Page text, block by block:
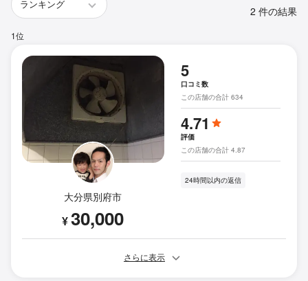
2 件の結果
1位
大分県別府市
¥30,000
5
口コミ数
この店舗の合計 634
4.71
評価
この店舗の合計 4.87
24時間以内の返信
さらに表示